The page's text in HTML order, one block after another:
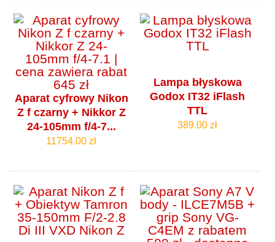
Aparat cyfrowy Nikon
Z f czarny + Nikkor Z
24-105mm f/4‑7...
11754.00 zł
Lampa błyskowa
Godox IT32 iFlash
TTL
389.00 zł